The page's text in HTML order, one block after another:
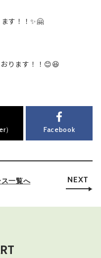
す！！✨🤗
ります！！😊😆
） Facebook
一覧へ NEXT